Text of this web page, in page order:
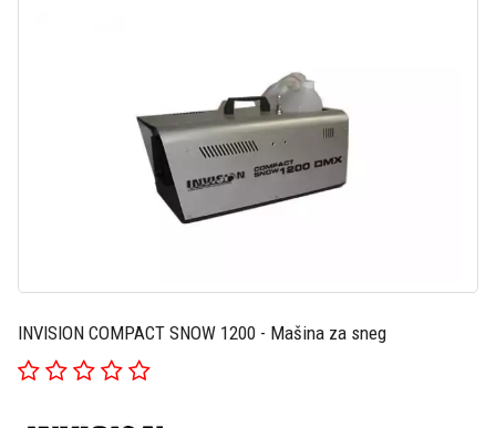
INVISION COMPACT SNOW 1200 - Mašina za sneg